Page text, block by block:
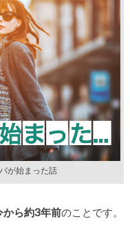
が始まった話
から約3年前のことです。